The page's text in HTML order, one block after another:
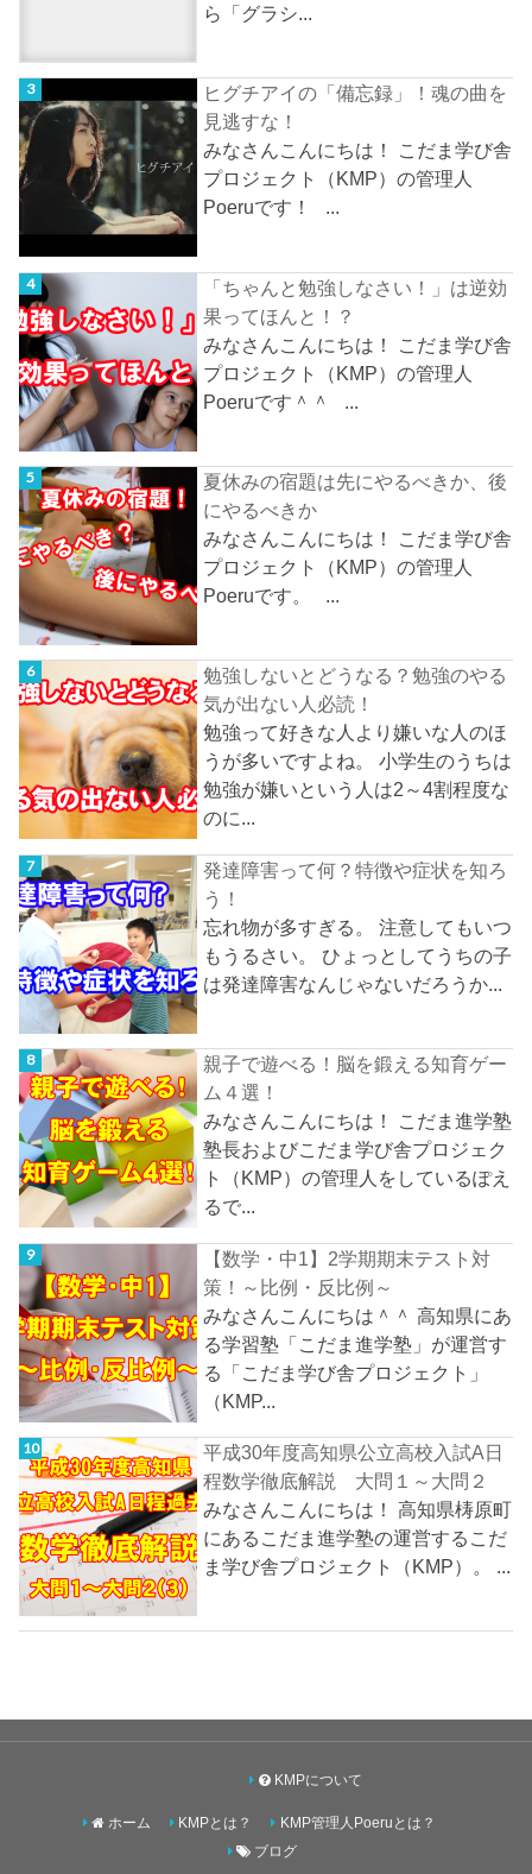
ら「グラシ...
ヒグチアイの「備忘録」！魂の曲を
見逃すな！
みなさんこんにちは！ こだま学び舎
プロジェクト（KMP）の管理人
Poeruです！ ...
「ちゃんと勉強しなさい！」は逆効
果ってほんと！？
みなさんこんにちは！ こだま学び舎
プロジェクト（KMP）の管理人
Poeruです＾＾ ...
夏休みの宿題は先にやるべきか、後
にやるべきか
みなさんこんにちは！ こだま学び舎
プロジェクト（KMP）の管理人
Poeruです。 ...
勉強しないとどうなる？勉強のやる
気が出ない人必読！
勉強って好きな人より嫌いな人のほ
うが多いですよね。 小学生のうちは
勉強が嫌いという人は2～4割程度な
のに...
発達障害って何？特徴や症状を知ろ
う！
忘れ物が多すぎる。 注意してもいつ
もうるさい。 ひょっとしてうちの子
は発達障害なんじゃないだろうか...
親子で遊べる！脳を鍛える知育ゲー
ム４選！
みなさんこんにちは！ こだま進学塾
塾長およびこだま学び舎プロジェク
ト（KMP）の管理人をしているぽえ
るで...
【数学・中1】2学期期末テスト対
策！～比例・反比例～
みなさんこんにちは＾＾ 高知県にあ
る学習塾「こだま進学塾」が運営す
る「こだま学び舎プロジェクト」
（KMP...
平成30年度高知県公立高校入試A日
程数学徹底解説 大問１～大問２
みなさんこんにちは！ 高知県梼原町
にあるこだま進学塾の運営するこだ
ま学び舎プロジェクト（KMP）。 ...
ホーム
KMPについて
KMPとは？
KMP管理人Poeruとは？
ブログ